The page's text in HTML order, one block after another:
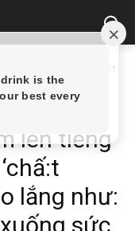
rõ chuyện dùng ‘chấ:t
lên tiếng
lắng như:
sức